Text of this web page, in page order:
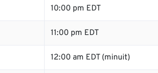
10:00 pm EDT
11:00 pm EDT
12:00 am EDT (minuit)